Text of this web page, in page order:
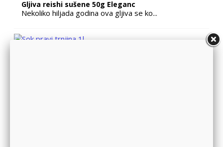
Gljiva reishi sušene 50g Eleganc
Nekoliko hiljada godina ova gljiva se ko...